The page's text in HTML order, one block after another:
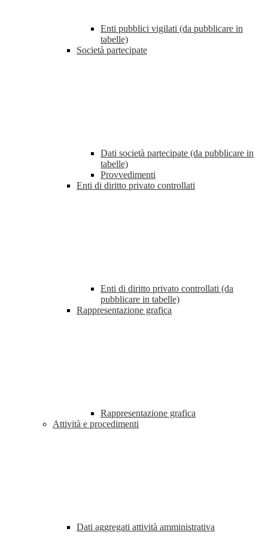
Enti pubblici vigilati (da pubblicare in
tabelle)
Società partecipate
Dati società partecipate (da pubblicare in
tabelle)
Provvedimenti
Enti di diritto privato controllati
Enti di diritto privato controllati (da
pubblicare in tabelle)
Rappresentazione grafica
Rappresentazione grafica
Attività e procedimenti
Dati aggregati attività amministrativa